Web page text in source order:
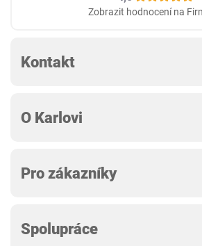
Zobrazit hodnocení na
Kontakt
O Karlovi
Pro zákazníky
Spolupráce